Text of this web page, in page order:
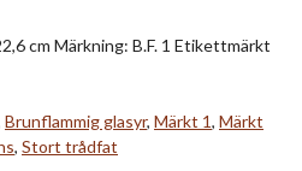
cm Märkning: B.F. 1 Etikettmärkt
Brunflammig glasyr, Märkt 1, Märkt
, Stort trådfat